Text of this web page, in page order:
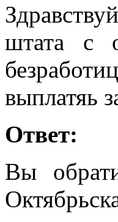
штата с
выплатяь
Ответ:
Вы